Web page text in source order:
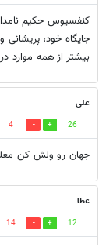
کنفسیوس حکیم
جایگاه خود،
بیشتر از همه موارد
علی
26
4
جهان رو ولش کن
عطا
12
14